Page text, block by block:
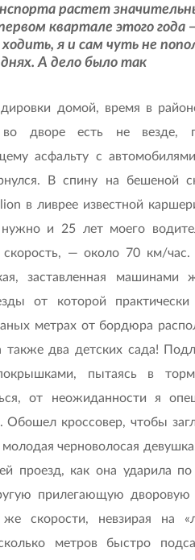
растет
квартале этого года
я и сам чуть не
А дело было так
домой, время в
дворе есть не везде,
асфальту с
В спину на бешеной
в ливрее известной
и 25 лет моего
скорость, — около 70 км/
заставленная машинами
от которой
метрах от бордюра
два детских сада!
пытаясь в
от неожиданности я
Обошел кроссовер, чтобы
черноволосая
проезд, как она ударила
прилегающую дворовую
скорости, невзирая на
метров быстро